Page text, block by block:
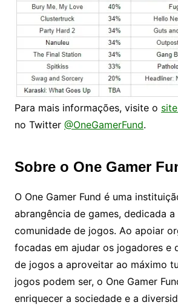
Para mais informações, visite o
no Twitter @OneGamerFund.
Sobre o One Gamer
O One Gamer Fund é uma
abrangência de games, dedicada a
comunidade de jogos. Ao apoiar
focadas em ajudar os jogadores e
de jogos a aproveitar ao máximo
jogos podem ser, o One Gamer
enriquecer a sociedade e a